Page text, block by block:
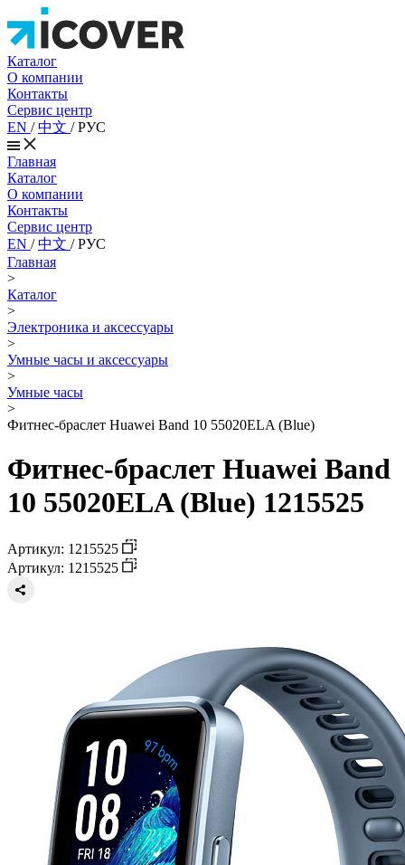
Каталог
О компании
Контакты
Сервис центр
EN /中文 /РУС
Главная
Каталог
О компании
Контакты
Сервис центр
EN /中文 /РУС
Главная
>
Каталог
>
Электроника и аксессуары
>
Умные часы и аксессуары
>
Умные часы
>
Фитнес-браслет Huawei Band 10 55020ELA (Blue)
Фитнес-браслет Huawei Band
10 55020ELA (Blue) 1215525
Артикул: 1215525
Артикул: 1215525